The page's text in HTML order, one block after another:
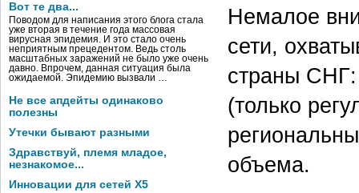
Вот те два...
Поводом для написания этого блога стала
уже вторая в течение года массовая
вирусная эпидемия. И это стало очень
неприятным прецедентом. Ведь столь
масштабных заражений не было уже очень
давно. Впрочем, данная ситуация была
ожидаемой. Эпидемию вызвали …
Не все апдейты одинаково
полезны
Утечки бывают разными
Здравствуй, племя младое,
незнакомое...
Инновации для сетей X5
Немалое
сети,
страны СНГ:
(только
объема.